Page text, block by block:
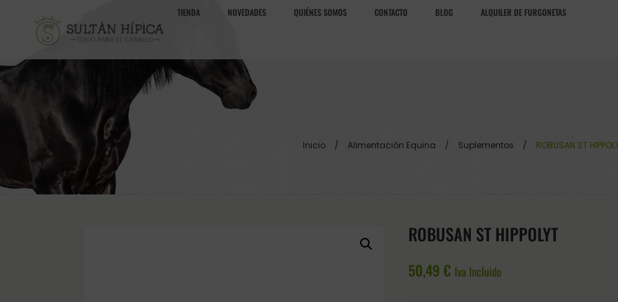
TIENDA NOVEDADES QUIÉNES SOMOS CONTACTO BLOG ALQUILER DE FURGONETAS
Inicio / Alimentación Equina / Suplementos / ROBUSAN ST
ROBUSAN ST HIPPOLYT
50,49€ Iva Incluido